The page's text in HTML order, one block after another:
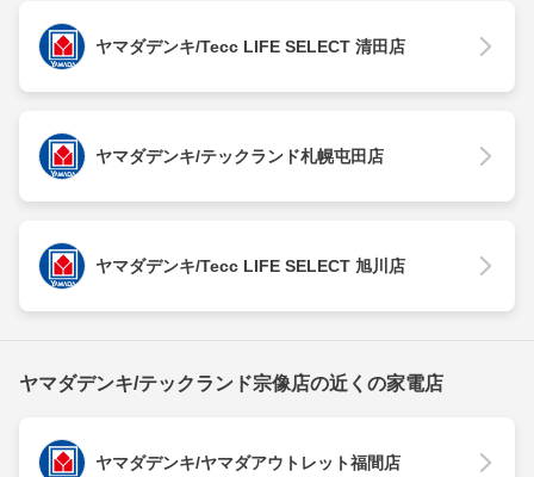
ヤマダデンキ/Tecc LIFE SELECT 清田店
ヤマダデンキ/テックランド札幌屯田店
ヤマダデンキ/Tecc LIFE SELECT 旭川店
ヤマダデンキ/テックランド宗像店の近くの家電店
ヤマダデンキ/ヤマダアウトレット福間店